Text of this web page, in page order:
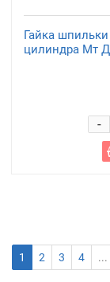
Гайка шпильки
цилиндра Мт
-
1 2 3 4 ...